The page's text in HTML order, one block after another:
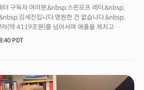
구독자 여러분,&nbsp;스핀오프 레터,&nbsp;
김세진입니다.영원한 건 없습니다.&nbsp;
(약 4119조원)를 넘어서며 애플을 제치고
다. 지난 5년 동안 주가는 3300%
는 아이폰을 파는 애플이나 윈도우를 파는
까요?&nbsp;<더밀크 주요 콘텐츠>&nbsp;로비왕
대선 '큰 손' 됐다[단독] 크리스 밀러 “삼성의 문제는
PDT